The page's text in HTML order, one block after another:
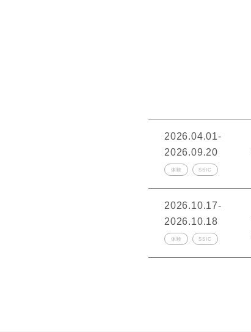
2026.04.01-
2026.09.20
体験 SSIC
2026.10.17-
2026.10.18
体験 SSIC